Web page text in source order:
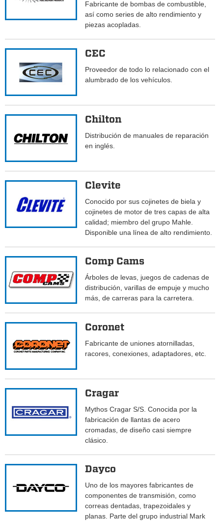
Fabricante de bombas de combustible,
así como series de alto rendimiento y
piezas acopladas.
CEC
Proveedor de todo lo relacionado con el
alumbrado de los vehículos.
Chilton
Distribución de manuales de reparación
en inglés.
Clevite
Conocido por sus cojinetes de biela y
cojinetes de motor de tres capas de alta
calidad; miembro del grupo Mahle.
Disponible una línea de alto rendimiento.
Comp Cams
Árboles de levas, juegos de cadenas de
distribución, varillas de empuje y mucho
más, de carreras para la carretera.
Coronet
Fabricante de uniones atornilladas,
racores, conexiones, adaptadores, etc.
Cragar
Mythos Cragar S/S. Conocida por la
fabricación de llantas de acero
cromadas, de diseño casi siempre
clásico.
Dayco
Uno de los mayores fabricantes de
componentes de transmisión, como
correas dentadas, trapezoidales y
planas. Parte del grupo industrial Mark